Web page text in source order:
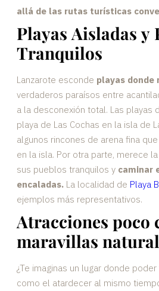
allá de las rutas turísticas
Playas Aisladas y
Tranquilos
Lanzarote esconde playas donde
verdaderos paraísos entre
a la desconexión total. Las playas
playa de Las Cochas en la isla de
algunos rincones de arena fina
en la isla. Por otra parte, merece
sus pueblos tranquilos y caminar
encaladas. La localidad de Playa
ejemplos más representativos.
Atracciones poco
maravillas
¿Te imaginas un lugar donde
como el atardecer al mismo